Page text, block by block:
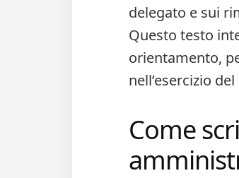
delegato e sui
Questo testo
orientamento,
nell’esercizio
Come